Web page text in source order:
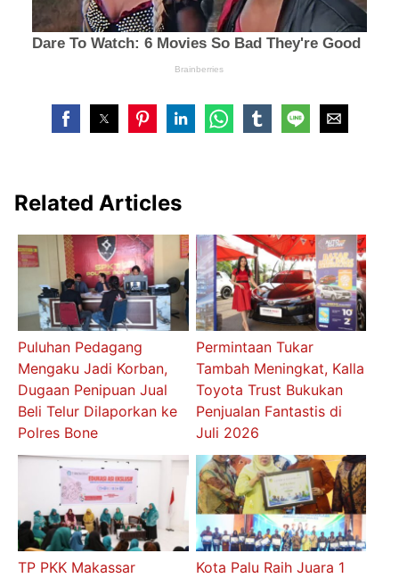
Related Articles
Puluhan Pedagang
Mengaku Jadi Korban,
Dugaan Penipuan Jual
Beli Telur Dilaporkan ke
Polres Bone
Permintaan Tukar
Tambah Meningkat, Kalla
Toyota Trust Bukukan
Penjualan Fantastis di
Juli 2026
TP PKK Makassar
Kota Palu Raih Juara 1